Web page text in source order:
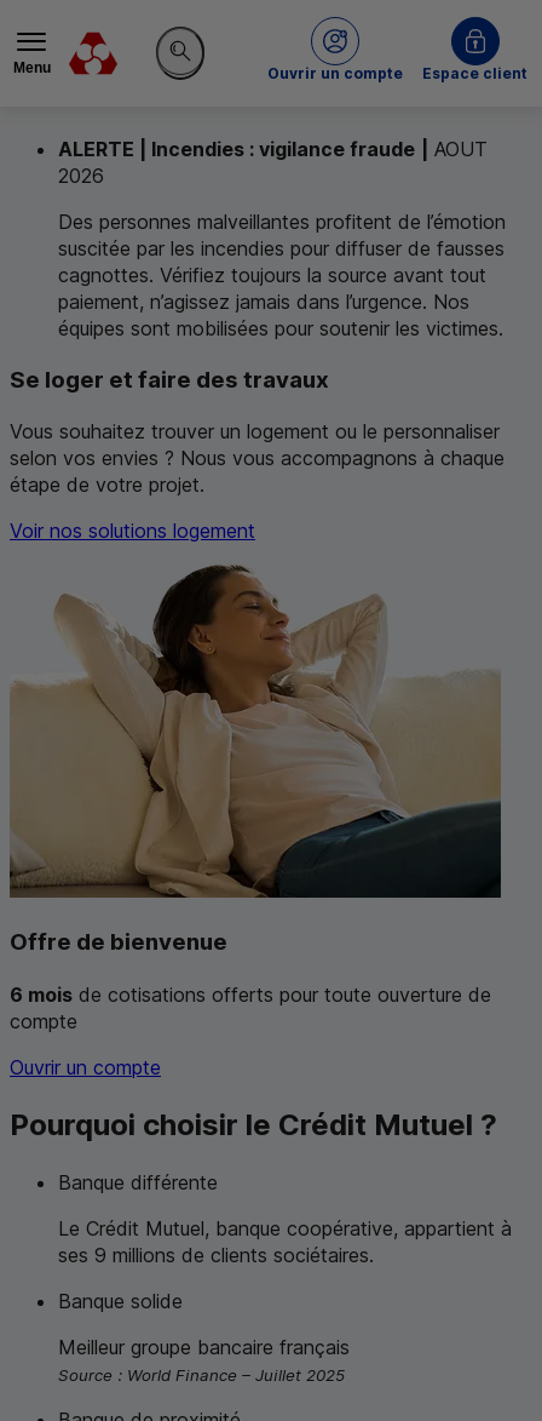
Menu
Rechercher sur le site
Ouvrir un compte
du Crédit MutuelEspace client
ALERTE | Incendies : vigilance fraude
AOUT
2026
Des personnes malveillantes profitent de l’émotion
suscitée par les incendies pour diffuser de fausses
cagnottes. Vérifiez toujours la source avant tout
paiement, n’agissez jamais dans l’urgence. Nos
équipes sont mobilisées pour soutenir les victimes.
Bienvenue auCrédit Mutuel
Nous vous proposons de découvrir
À la une du Crédit Mutuel
Se loger et faire des travaux
Vous souhaitez trouver un logement ou le personnaliser
selon vos envies ? Nous vous accompagnons à chaque
étape de votre projet.
Voir nos solutions logement
Offre de bienvenue
6 mois de cotisations offerts pour toute ouverture de
compte
Ouvrir un compte
Pourquoi choisir le Crédit Mutuel ?
Banque différente
Le Crédit Mutuel, banque coopérative, appartient à
ses 9 millions de clients sociétaires.
Banque solide
Meilleur groupe bancaire français
Source : World Finance – Juillet 2025